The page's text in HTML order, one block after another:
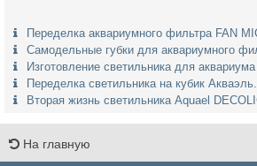
Переделка аквариумного фильтра FAN
Самодельные губки для аквариумного
Изготовление светильника для аквариума
Переделка светильника на кубик Акваэль.
Вторая жизнь светильника Aquael
На главную